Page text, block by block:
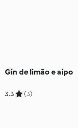
Gin de limão e aipo
3.3 (3)